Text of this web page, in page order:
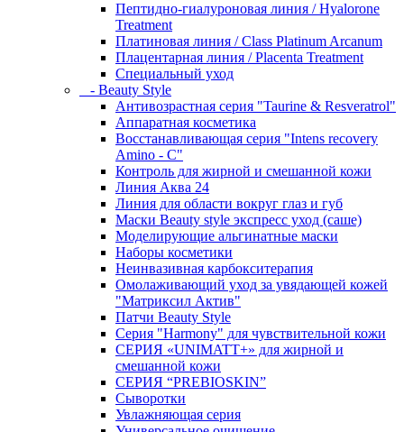
Пептидно-гиалуроновая линия / Hyalorone
Treatment
Платиновая линия / Class Platinum Arcanum
Плацентарная линия / Placenta Treatment
Специальный уход
- Beauty Style
Антивозрастная серия "Taurine & Resveratrol"
Аппаратная косметика
Восстанавливающая серия "Intens recovery
Amino - C"
Контроль для жирной и смешанной кожи
Линия Аква 24
Линия для области вокруг глаз и губ
Маски Beauty style экспресс уход (саше)
Моделирующие альгинатные маски
Наборы косметики
Неинвазивная карбокситерапия
Омолаживающий уход за увядающей кожей
"Матриксил Актив"
Патчи Beauty Style
Серия "Harmony" для чувствительной кожи
СЕРИЯ «UNIMATT+» для жирной и
смешанной кожи
СЕРИЯ “PREBIOSKIN”
Сыворотки
Увлажняющая серия